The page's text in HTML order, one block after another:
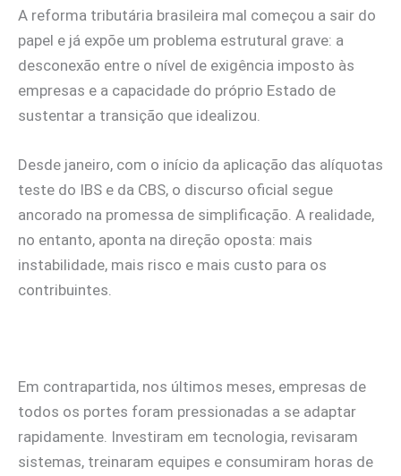
A reforma tributária brasileira mal começou a sair do
papel e já expõe um problema estrutural grave: a
desconexão entre o nível de exigência imposto às
empresas e a capacidade do próprio Estado de
sustentar a transição que idealizou.
Desde janeiro, com o início da aplicação das alíquotas
teste do IBS e da CBS, o discurso oficial segue
ancorado na promessa de simplificação. A realidade,
no entanto, aponta na direção oposta: mais
instabilidade, mais risco e mais custo para os
contribuintes.
Em contrapartida, nos últimos meses, empresas de
todos os portes foram pressionadas a se adaptar
rapidamente. Investiram em tecnologia, revisaram
sistemas, treinaram equipes e consumiram horas de